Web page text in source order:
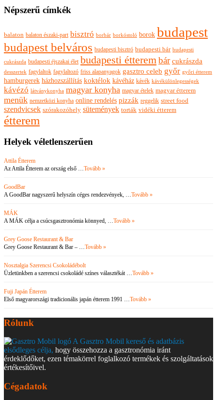
Népszerű címkék
balaton balaton északi-part bisztró borbár borkóstoló borok budapest
budapest belváros budapesti bisztró budapesti bár budapesti
cukrászda budapesti éjszakai élet budapesti étterembár cukrászda
desszertek fagylaltok fagylaltozó friss alapanyagok gasztro celeb győr győri étterem
hamburgerek házhozszállítás koktélok kávéház kávék kávékülönlegességek
kávézó látványkonyha magyar konyha magyar ételek magyar étterem
menük nemzetközi konyha online rendelés pizzák reggelik street food
szendvicsek szórakozóhely sütemények torták vidéki étterem
étterem
Helyek véletlenszerűen
Attila Étterem
Az Attila Étterem az ország első …Tovább »
GoodBar
A GoodBar nagyszerű helyszín céges rendezvények, …Tovább »
MÁK
A MÁK célja a csúcsgasztronómia könnyed, …Tovább »
Grey Goose Restaurant & Bar
Grey Goose Restaurant & Bar – …Tovább »
Nosztalgia Szerencsi Csokoládébolt
Üzletünkben a szerencsi csokoládé színes választékát …Tovább »
Fuji Japán Étterem
Első magyarországi tradicionális japán étterem 1991 …Tovább »
Rólunk
A Gasztro Mobil kereső és adatbázis
elsődleges célja, hogy összehozza a gasztronómia iránt
érdeklődőket, ezen témakörrel foglalkozó termékek és szolgáltatások
értékesítőivel.
Cégadatok